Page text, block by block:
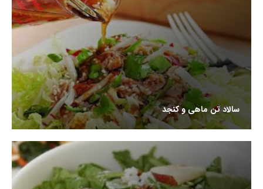
سالاد تن ماهی و کنجد